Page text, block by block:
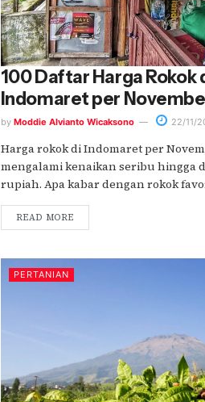
100 Daftar Harga Rokok
Indomaret per
by Moddie Alvianto Wicaksono 22/11/
Harga rokok di Indomaret per
mengalami kenaikan seribu hingga
rupiah. Apa kabar dengan rokok
READ MORE
PERTANIAN